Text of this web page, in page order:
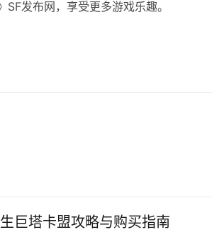
发布网，享受更多游戏乐趣。
巨塔卡盟攻略与购买指南